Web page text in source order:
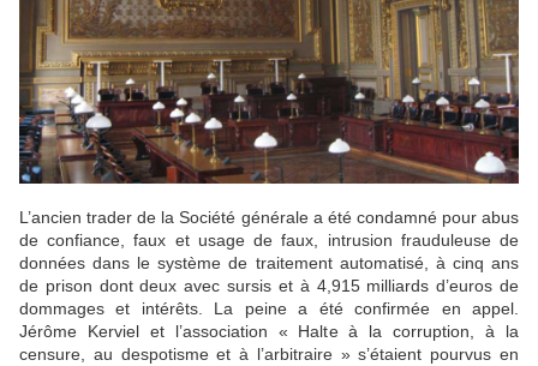
L’ancien trader de la Société générale a été condamné pour abus
de confiance, faux et usage de faux, intrusion frauduleuse de
données dans le système de traitement automatisé, à cinq ans
de prison dont deux avec sursis et à 4,915 milliards d’euros de
dommages et intérêts. La peine a été confirmée en appel.
Jérôme Kerviel et l’association « Halte à la corruption, à la
censure, au despotisme et à l’arbitraire » s’étaient pourvus en